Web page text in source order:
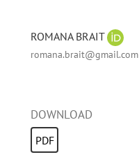
ROMANA BRAIT
romana.brait@gmail.com
DOWNLOAD
PDF